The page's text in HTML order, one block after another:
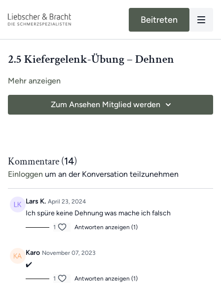
Beitreten
2.5 Kiefergelenk-Übung – Dehnen
Mehr anzeigen
Zum Ansehen Mitglied werden
Kommentare (14)
Einloggen um an der Konversation teilzunehmen
Lars K. April 23, 2024
Ich spüre keine Dehnung was mache ich falsch
1 Antworten anzeigen (1)
Karo November 07, 2023
✔️
1 Antworten anzeigen (1)